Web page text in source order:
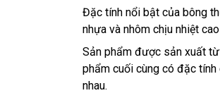
Đặc tính nổi bật của bông
nhựa và nhôm chịu nhiệt
Sản phẩm được sản xuất
phẩm cuối cùng có đặc
nhau.